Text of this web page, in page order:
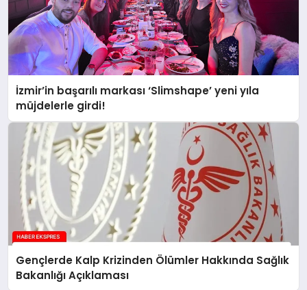
İzmir’in başarılı markası ‘Slimshape’ yeni yıla
müjdelerle girdi!
Gençlerde Kalp Krizinden Ölümler Hakkında Sağlık
Bakanlığı Açıklaması